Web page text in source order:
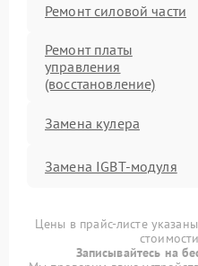
Ремонт силовой части
Ремонт платы
управления
(восстановление)
Замена кулера
Замена IGBT-модуля
Цены в прайс-листе
Записывайтесь на